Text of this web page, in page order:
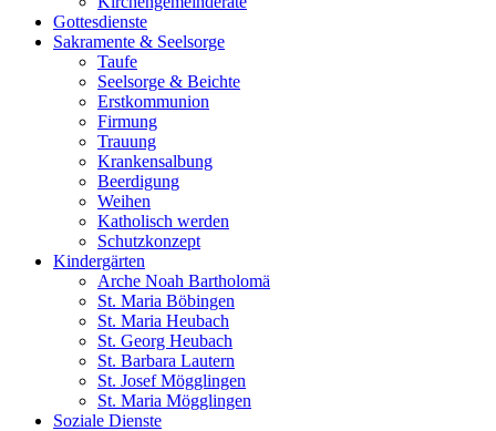
Gottesdienste
Sakramente & Seelsorge
Taufe
Seelsorge & Beichte
Erstkommunion
Firmung
Trauung
Krankensalbung
Beerdigung
Weihen
Katholisch werden
Schutzkonzept
Kindergärten
Arche Noah Bartholomä
St. Maria Böbingen
St. Maria Heubach
St. Georg Heubach
St. Barbara Lautern
St. Josef Mögglingen
St. Maria Mögglingen
Soziale Dienste